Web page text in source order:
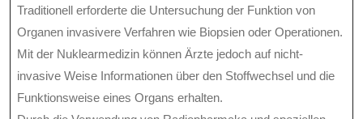
Traditionell erforderte die Untersuchung der Funktion von
Organen invasivere Verfahren wie Biopsien oder Operationen.
Mit der Nuklearmedizin können Ärzte jedoch auf nicht-
invasive Weise Informationen über den Stoffwechsel und die
Funktionsweise eines Organs erhalten.